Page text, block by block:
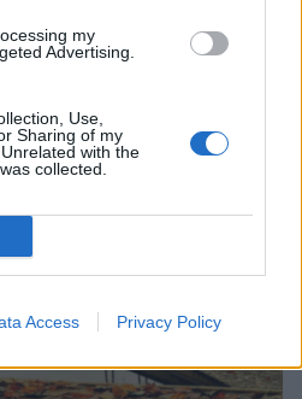
my
Advertising.
Use,
Sharing of my
with the
collected.
Access Privacy Policy
kuulu kaikille –
tärkeästä